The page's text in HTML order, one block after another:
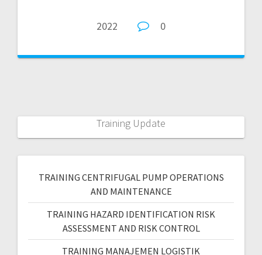
2022 0
Training Update
TRAINING CENTRIFUGAL PUMP OPERATIONS
AND MAINTENANCE
TRAINING HAZARD IDENTIFICATION RISK
ASSESSMENT AND RISK CONTROL
TRAINING MANAJEMEN LOGISTIK